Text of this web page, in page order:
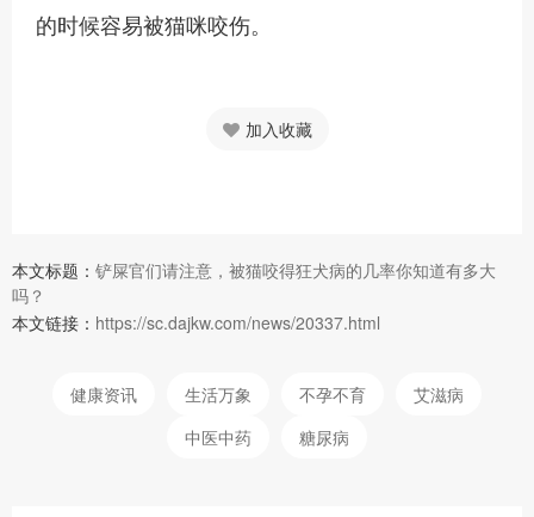
的时候容易被猫咪咬伤。
加入收藏
本文标题： 铲屎官们请注意，被猫咬得狂犬病的几率你知道有多大
吗？
本文链接： https://sc.dajkw.com/news/20337.html
健康资讯 生活万象 不孕不育
艾滋病
中医中药
糖尿病